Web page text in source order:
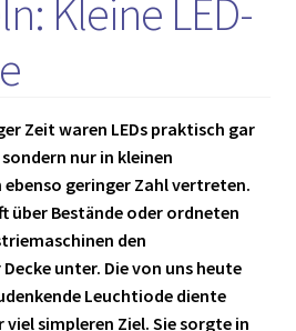
Kleine LED-
Zeit waren LEDs praktisch gar
nur in kleinen
geringer Zahl vertreten.
über Bestände oder ordneten
den
unter. Die von uns heute
Leuchtiode diente
simpleren Ziel. Sie sorgte in